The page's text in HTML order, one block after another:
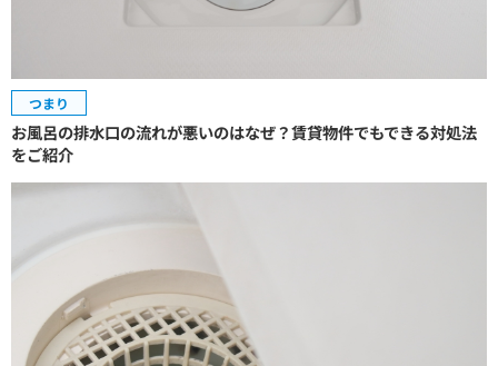
つまり
お風呂の排水口の流れが悪いのはなぜ？賃貸物件でもできる対処法
をご紹介